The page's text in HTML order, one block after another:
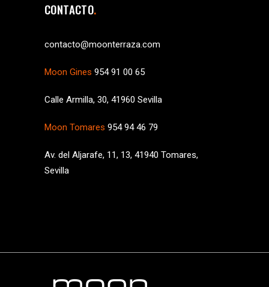
CONTACTO
contacto@moonterraza.com
Moon Gines 954 91 00 65
Calle Armilla, 30, 41960 Sevilla
Moon Tomares 954 94 46 79
Av. del Aljarafe, 11, 13, 41940 Tomares,
Sevilla